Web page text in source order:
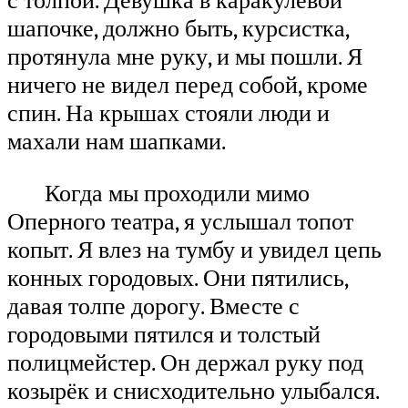
шапочке, должно быть, курсистка,
протянула мне руку, и мы пошли. Я
ничего не видел перед собой, кроме
спин. На крышах стояли люди и
махали нам шапками.
Когда мы проходили мимо
Оперного театра, я услышал топот
копыт. Я влез на тумбу и увидел цепь
конных городовых. Они пятились,
давая толпе дорогу. Вместе с
городовыми пятился и толстый
полицмейстер. Он держал руку под
козырёк и снисходительно улыбался.